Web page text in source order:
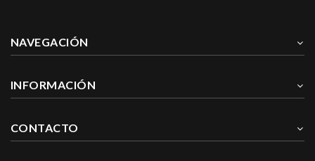
NAVEGACIÓN
INFORMACIÓN
CONTACTO